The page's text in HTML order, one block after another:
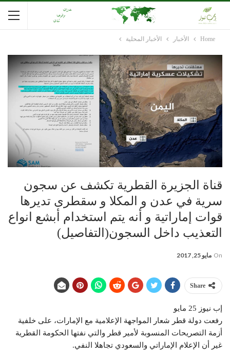
Home الأخبار الأخبار المحلية
قناة الجزيرة القطرية تكشف عن سجون
سرية في عدن و المكلا و سقطرى تديرها
قوات إماراتية و أنه يتم استخدام أبشع انواع
التعذيب داخل السجون(التفاصيل)
On مايو 25, 2017
Share
إب نيوز 25 مايو
رفعت دولة قطر شعار المواجهة الإعلامية مع الإمارات، على خلفية
أزمة التصريحات المنسوبة لأمير قطر والتي نفتها الحكومة القطرية
غير أن الإعلام الإماراتي والسعودي تجاهلا النفي.